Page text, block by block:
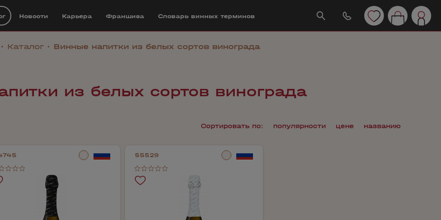
Новости Карьера Франшиза Cловарь винных терминов
Каталог Винные напитки из белых сортов винограда
из белых сортов винограда
Сортировать по: популярности цене названию
55529